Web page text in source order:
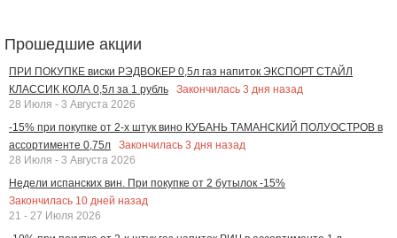
Прошедшие акции
ПРИ ПОКУПКЕ виски РЭДВОКЕР 0,5л газ напиток ЭКСПОРТ СТАЙЛ
КЛАССИК КОЛА 0,5л за 1 рубль
Закончилась 3 дня назад
28 Июля - 3 Августа 2026
-15% при покупке от 2-х штук вино КУБАНЬ ТАМАНСКИЙ ПОЛУОСТРОВ в
ассортименте 0,75л
Закончилась 3 дня назад
28 Июля - 3 Августа 2026
Недели испанских вин. При покупке от 2 бутылок -15%
Закончилась 10 дней назад
21 - 27 Июля 2026